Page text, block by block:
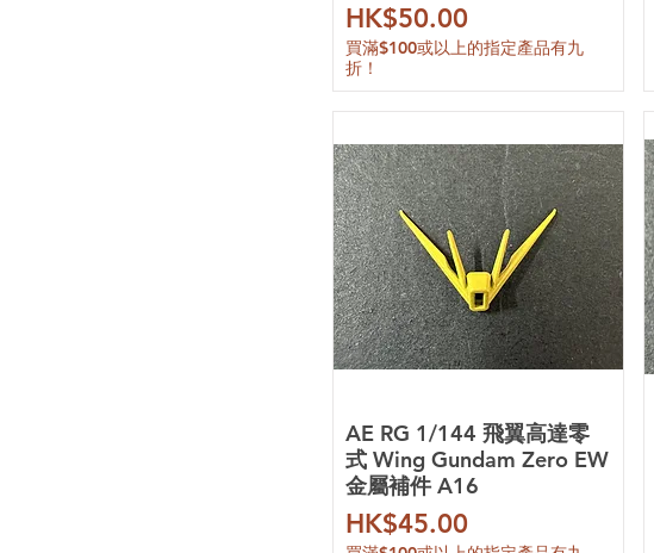
價格
HK$50.00
買滿$100或以上的指定產品有九
折！
AE RG 1/144 飛翼高達零
式 Wing Gundam Zero EW
金屬補件 A16
價格
HK$45.00